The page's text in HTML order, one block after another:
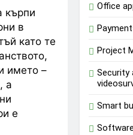
кърпи
в
като те
името –
а
е
Office
Project
Security
Smart